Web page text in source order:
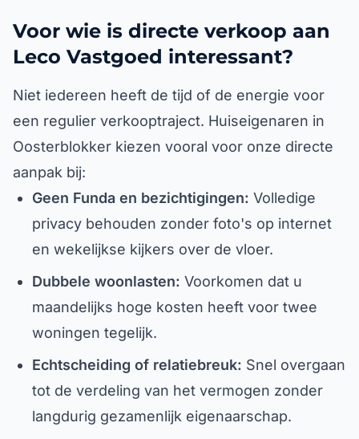
Voor wie is directe verkoop aan
Leco Vastgoed interessant?
Niet iedereen heeft de tijd of de energie voor
een regulier verkooptraject. Huiseigenaren in
Oosterblokker kiezen vooral voor onze directe
aanpak bij:
Geen Funda en bezichtigingen: Volledige
privacy behouden zonder foto's op internet
en wekelijkse kijkers over de vloer.
Dubbele woonlasten: Voorkomen dat u
maandelijks hoge kosten heeft voor twee
woningen tegelijk.
Echtscheiding of relatiebreuk: Snel overgaan
tot de verdeling van het vermogen zonder
langdurig gezamenlijk eigenaarschap.